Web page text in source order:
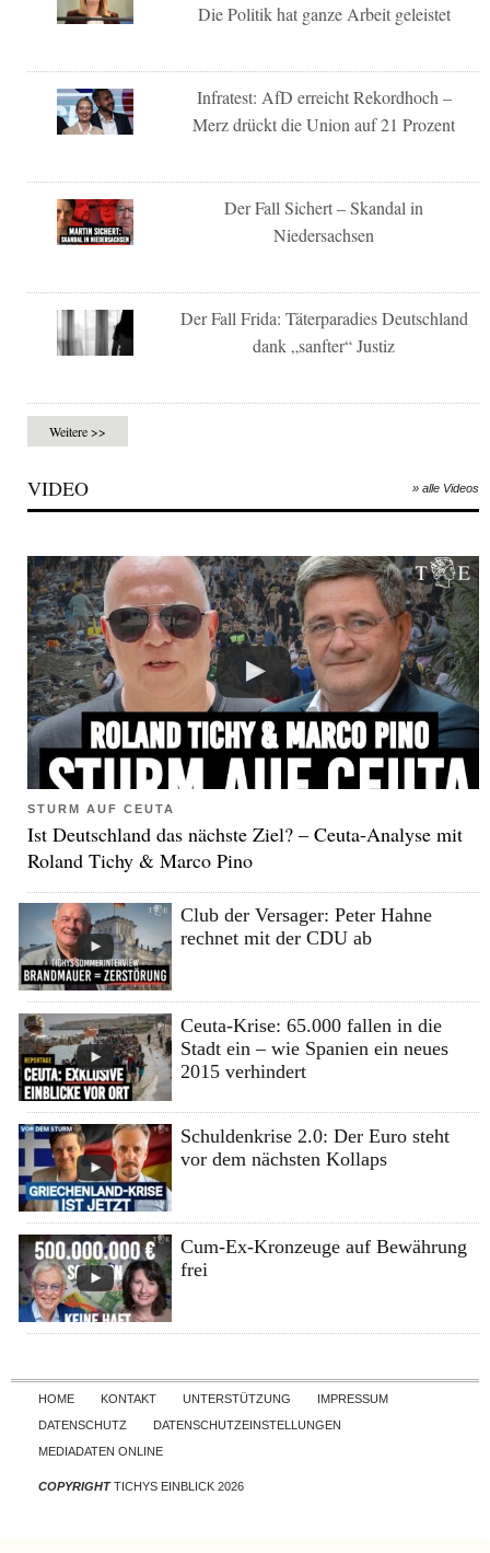
Die Politik hat ganze Arbeit geleistet
Infratest: AfD erreicht Rekordhoch –
Merz drückt die Union auf 21 Prozent
Der Fall Sichert – Skandal in
Niedersachsen
Der Fall Frida: Täterparadies Deutschland
dank „sanfter“ Justiz
Weitere >>
VIDEO » alle Videos
STURM AUF CEUTA
Ist Deutschland das nächste Ziel? – Ceuta-Analyse mit
Roland Tichy & Marco Pino
Club der Versager: Peter Hahne
rechnet mit der CDU ab
Ceuta-Krise: 65.000 fallen in die
Stadt ein – wie Spanien ein neues
2015 verhindert
Schuldenkrise 2.0: Der Euro steht
vor dem nächsten Kollaps
Cum-Ex-Kronzeuge auf Bewährung
frei
Skip to content
HOME KONTAKT UNTERSTÜTZUNG
IMPRESSUM
DATENSCHUTZ
DATENSCHUTZEINSTELLUNGEN
MEDIADATEN ONLINE
COPYRIGHTTICHYS EINBLICK 2026